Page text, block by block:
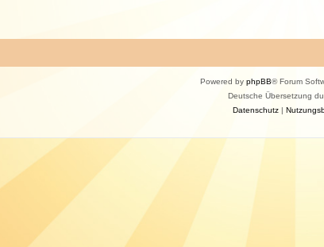
Powered by phpBB® Forum
Deutsche Übersetzung
Datenschutz|